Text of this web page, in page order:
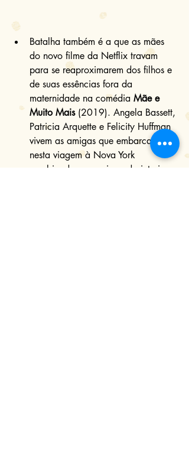
Batalha também é a que as mães
do novo filme da Netflix travam
para se reaproximarem dos filhos e
de suas essências fora da
maternidade na comédia Mãe e
Muito Mais (2019). Angela Bassett,
Patricia Arquette e Felicity Huffman
vivem as amigas que embarcam
nesta viagem à Nova York
combinada a uma jornada interior.